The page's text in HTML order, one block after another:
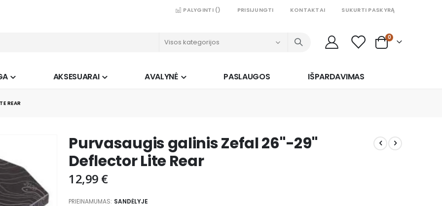
PALYGINTI () PRISIJUNGTI KONTAKTAI SUKURTI PASKYRĄ
Cart
0prekės
AKSESUARAI AVALYNĖ PASLAUGOS IŠPARDAVIMAS
REAR
Purvasaugis galinis Zefal 26"-29"
Deflector Lite Rear
12,99 €
PRIEINAMUMAS: SANDĖLYJE